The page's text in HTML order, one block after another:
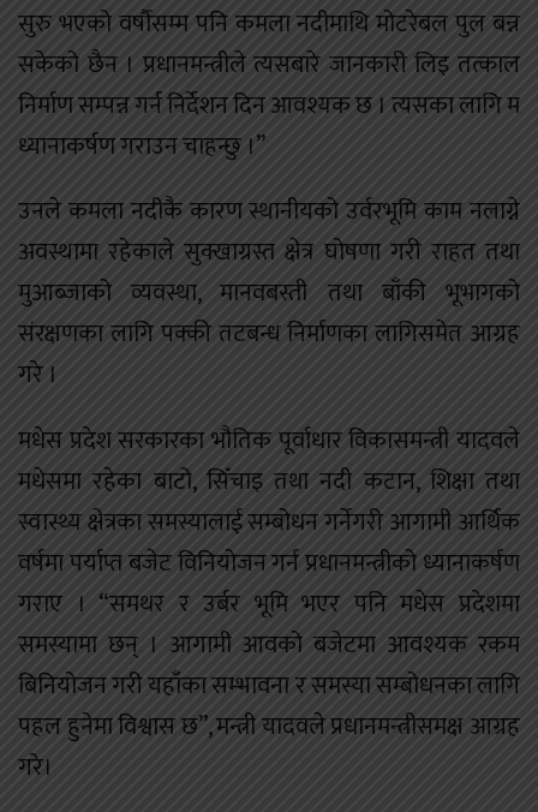
सुरु भएको वर्षौसम्म पनि कमला नदीमाथि मोटरेबल पुल बन्न
सकेको छैन । प्रधानमन्त्रीले त्यसबारे जानकारी लिइ तत्काल
निर्माण सम्पन्न गर्न निर्देशन दिन आवश्यक छ । त्यसका लागि म
ध्यानाकर्षण गराउन चाहन्छु ।”
उनले कमला नदीकै कारण स्थानीयको उर्वरभूमि काम नलाग्ने
अवस्थामा रहेकाले सुक्खाग्रस्त क्षेत्र घोषणा गरी राहत तथा
मुआब्जाको व्यवस्था, मानवबस्ती तथा बाँकी भूभागको
संरक्षणका लागि पक्की तटबन्ध निर्माणका लागिसमेत आग्रह
गरे ।
मधेस प्रदेश सरकारका भौतिक पूर्वाधार विकासमन्त्री यादवले
मधेसमा रहेका बाटो, सिँचाइ तथा नदी कटान, शिक्षा तथा
स्वास्थ्य क्षेत्रका समस्यालाई सम्बोधन गर्नेगरी आगामी आर्थिक
वर्षमा पर्याप्त बजेट विनियोजन गर्न प्रधानमन्त्रीको ध्यानाकर्षण
गराए । “समथर र उर्बर भूमि भएर पनि मधेस प्रदेशमा
समस्यामा छन् । आगामी आवको बजेटमा आवश्यक रकम
बिनियोजन गरी यहाँका सम्भावना र समस्या सम्बोधनका लागि
पहल हुनेमा विश्वास छ”, मन्त्री यादवले प्रधानमन्त्रीसमक्ष आग्रह
गरे।